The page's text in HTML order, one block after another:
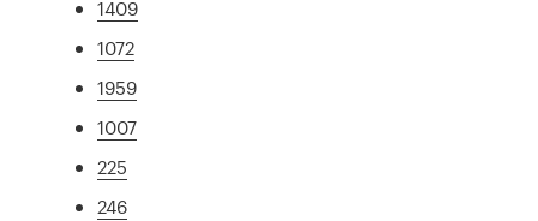
1409
1072
1959
1007
225
246